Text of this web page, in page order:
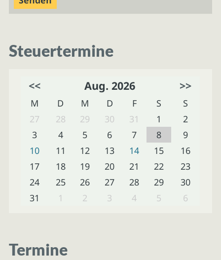
Steuertermine
<< Aug. 2026 >>
M D M D F S
S
27
28 29 30 31 1
2
3
4 5 6 7 8
9
10
11 12 13 14 15
16
17
18 19 20 21 22
23
24
25 26 27 28 29
30
31
1 2 3 4 5 6
Termine